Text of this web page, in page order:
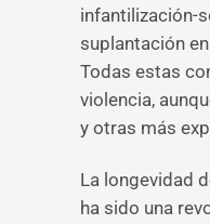
infantilización-
suplantación
Todas estas
violencia,
y otras más
La longevidad
ha sido una